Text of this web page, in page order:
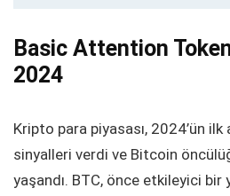
Basic Attention
2024
Kripto para piyasası, 2024’ün
sinyalleri verdi ve Bitcoin
yaşandı. BTC, önce etkileyici